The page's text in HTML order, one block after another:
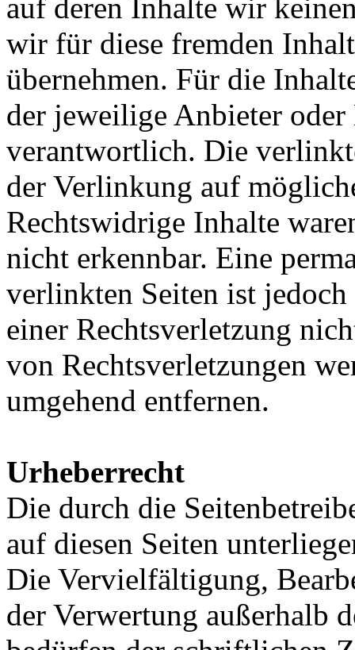
auf deren Inhalte wir
wir für diese fremden
übernehmen. Für die
der jeweilige Anbieter oder
verantwortlich. Die
der Verlinkung auf
Rechtswidrige Inhalte
nicht erkennbar. Eine
verlinkten Seiten ist
einer Rechtsverletzung
von Rechtsverletzungen
umgehend entfernen.
Urheberrecht
Die durch die
auf diesen Seiten
Die Vervielfältigung,
der Verwertung außerhalb